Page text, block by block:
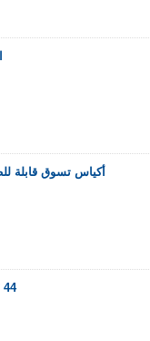
44 * 15 * 24 سم حمل الترويجية أكياس حمل قماش غير منسوج